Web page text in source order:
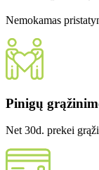
Nemokamas
Pinigų
Net 30d. prekei